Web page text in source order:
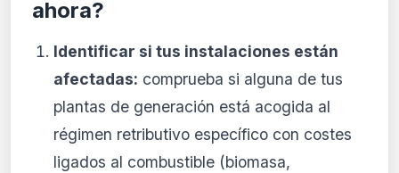
ahora?
Identificar si tus instalaciones están
afectadas: comprueba si alguna de tus
plantas de generación está acogida al
régimen retributivo específico con costes
ligados al combustible (biomasa,